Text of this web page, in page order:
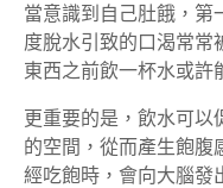
當意識到自己肚餓，第
度脫水引致的口渴常常
東西之前飲一杯水或許
更重要的是，飲水可以
的空間，從而產生飽腹
經吃飽時，會向大腦發